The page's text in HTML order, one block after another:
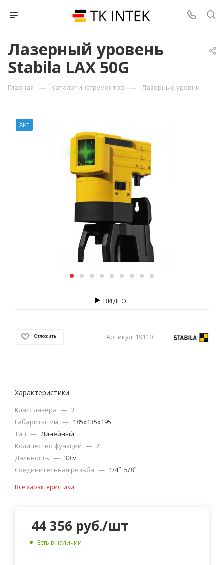
Лазерный уровень
Stabila LAX 50G
Главная — Каталог инструментов — Лазерные уровни
Хит
ВИДЕО
Отложить Артикул: 19110
Характеристики
Класс лазера — 2
Габариты, мм — 185x135x195
Тип — Линейный
Количество функций — 2
Дальность — 30 м
Соединительная резьба — 1/4˝, 5/8˝
Все характеристики
44 356 руб./шт
Есть в наличии